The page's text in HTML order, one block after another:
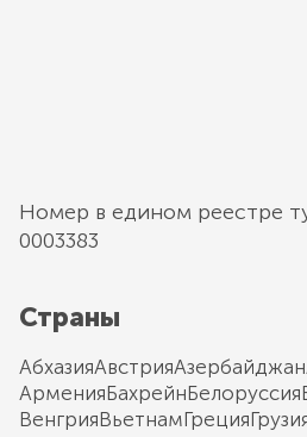
Номер в едином реестре
0003383
Страны
АбхазияАвстрияАзербайджан
АрменияБахрейнБелоруссия
ВенгрияВьетнамГреция